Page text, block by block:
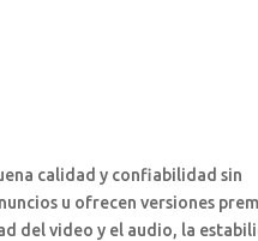
calidad y confiabilidad sin
u ofrecen versiones
del video y el audio, la